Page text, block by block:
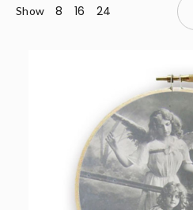
Show 8 16 24